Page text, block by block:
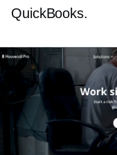
QuickBooks.